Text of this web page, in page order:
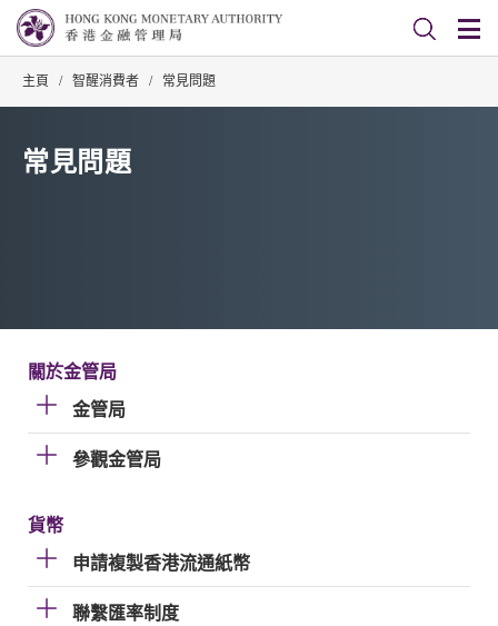
主頁 / 智醒消費者 / 常見問題
常見問題
關於金管局
金管局
參觀金管局
貨幣
申請複製香港流通紙幣
聯繫匯率制度